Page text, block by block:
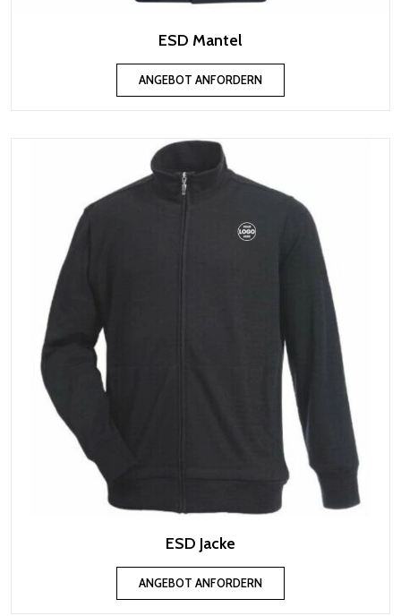
ESD Mantel
ANGEBOT ANFORDERN
ESD Jacke
ANGEBOT ANFORDERN